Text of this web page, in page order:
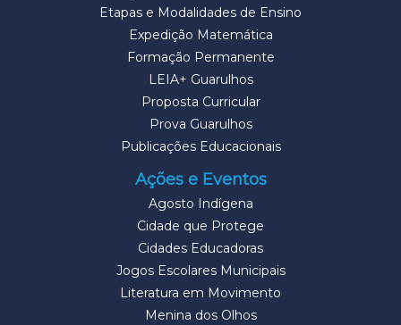
Etapas e Modalidades de Ensino
Expedição Matemática
Formação Permanente
LEIA+ Guarulhos
Proposta Curricular
Prova Guarulhos
Publicações Educacionais
Ações e Eventos
Agosto Indígena
Cidade que Protege
Cidades Educadoras
Jogos Escolares Municipais
Literatura em Movimento
Menina dos Olhos